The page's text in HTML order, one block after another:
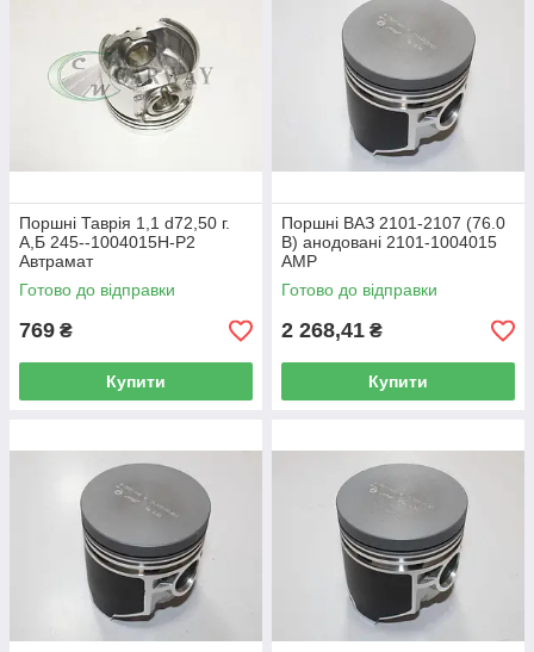
Поршні Таврія 1,1 d72,50 г.
А,Б 245--1004015Н-Р2
Автрамат
Готово до відправки
769 ₴
Купити
Поршні ВАЗ 2101-2107 (76.0
В) анодовані 2101-1004015
AMP
Готово до відправки
2 268,41 ₴
Купити